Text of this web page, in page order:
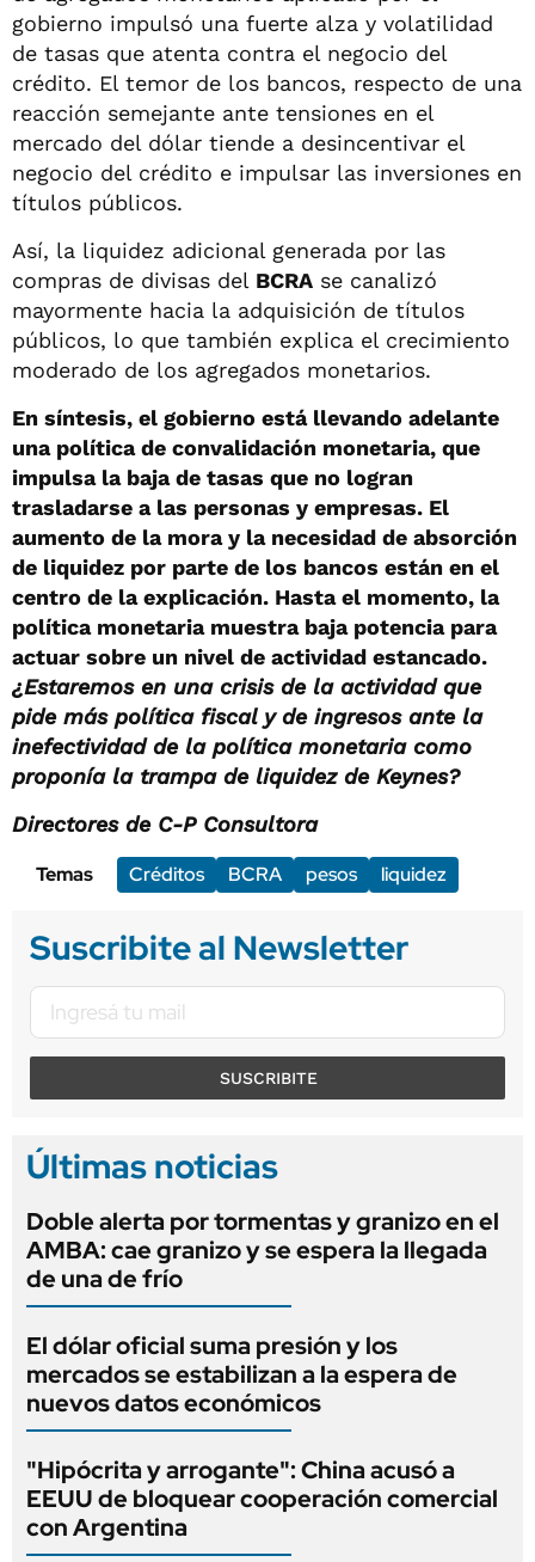
gobierno impulsó una fuerte alza y volatilidad
de tasas que atenta contra el negocio del
crédito. El temor de los bancos, respecto de una
reacción semejante ante tensiones en el
mercado del dólar tiende a desincentivar el
negocio del crédito e impulsar las inversiones en
títulos públicos.
Así, la liquidez adicional generada por las
compras de divisas del BCRA se canalizó
mayormente hacia la adquisición de títulos
públicos, lo que también explica el crecimiento
moderado de los agregados monetarios.
En síntesis, el gobierno está llevando adelante
una política de convalidación monetaria, que
impulsa la baja de tasas que no logran
trasladarse a las personas y empresas. El
aumento de la mora y la necesidad de absorción
de liquidez por parte de los bancos están en el
centro de la explicación. Hasta el momento, la
política monetaria muestra baja potencia para
actuar sobre un nivel de actividad estancado.
¿Estaremos en una crisis de la actividad que
pide más política fiscal y de ingresos ante la
inefectividad de la política monetaria como
proponía la trampa de liquidez de Keynes?
Directores de C-P Consultora
Temas
Créditos BCRA pesos liquidez
Suscribite al Newsletter
SUSCRIBITE
Últimas noticias
Doble alerta por tormentas y granizo en el
AMBA: cae granizo y se espera la llegada
de una de frío
El dólar oficial suma presión y los
mercados se estabilizan a la espera de
nuevos datos económicos
"Hipócrita y arrogante": China acusó a
EEUU de bloquear cooperación comercial
con Argentina